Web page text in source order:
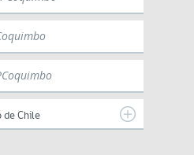
de Chile